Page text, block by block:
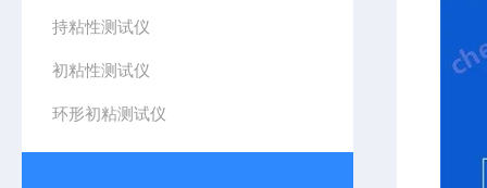
持粘性测试仪
初粘性测试仪
环形初粘测试仪